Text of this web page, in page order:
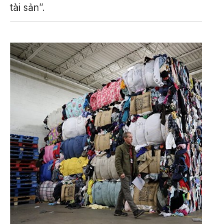
tài sản”.